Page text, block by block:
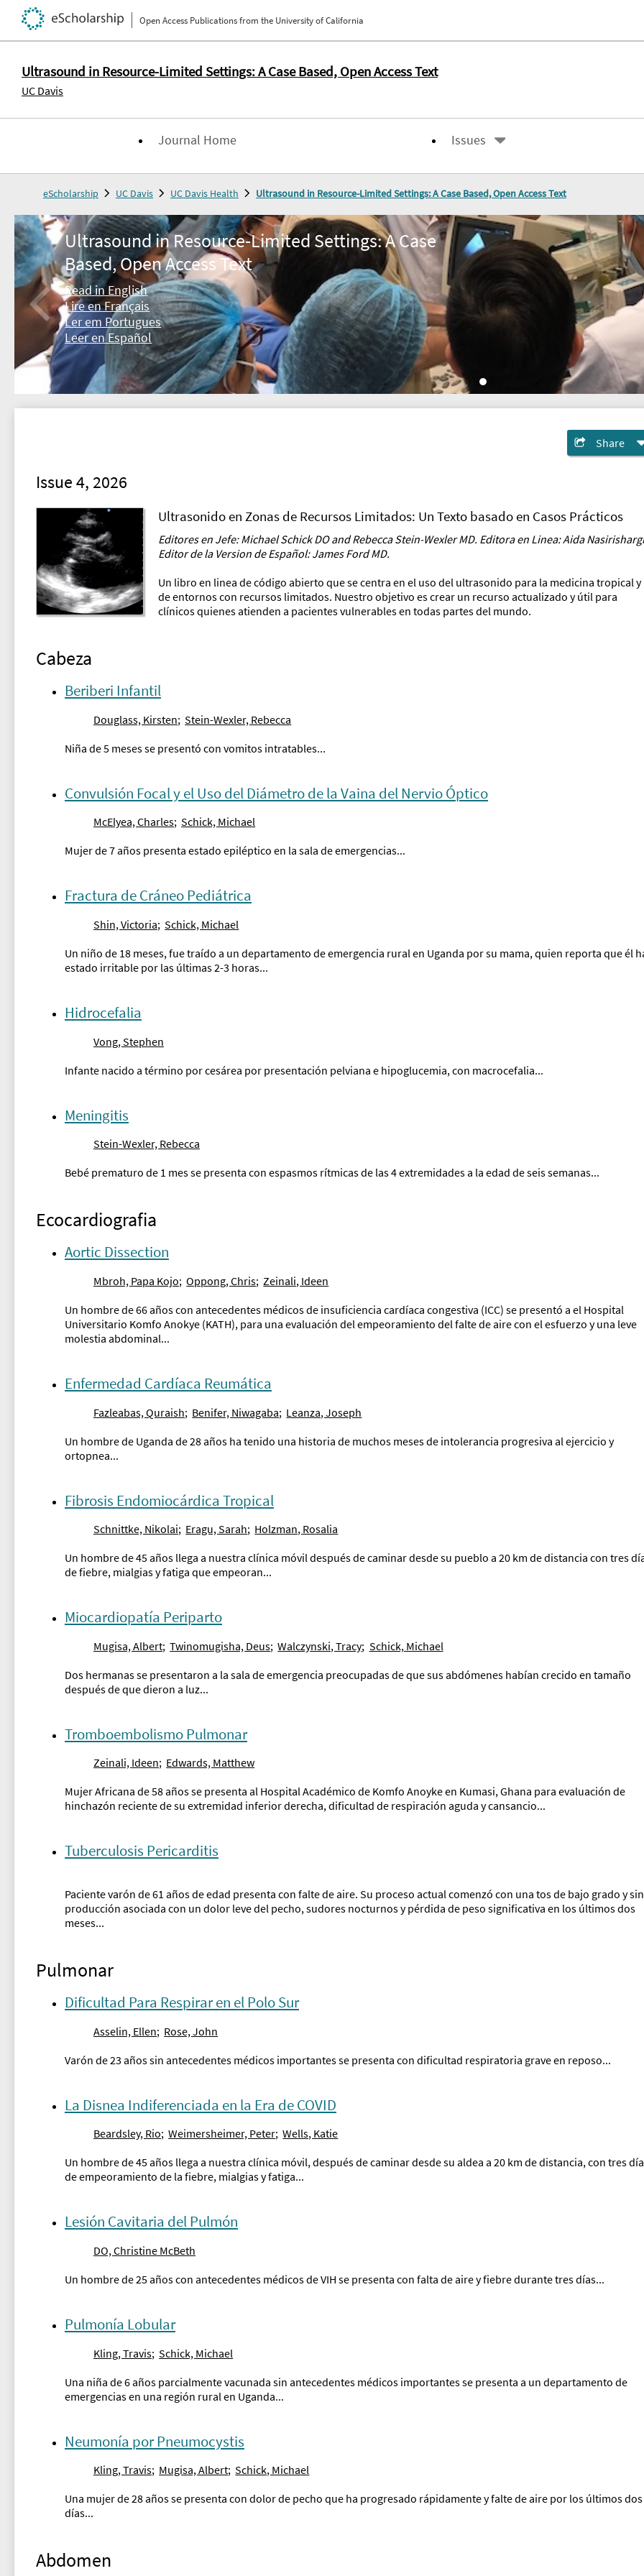
Open Access Publications from the University of California
Ultrasound in Resource-Limited Settings: A Case Based, Open Access Text
UC Davis
Journal Home Issues
eScholarship UC Davis UC Davis Health Ultrasound in Resource-Limited Settings: A Case Based, Open Access Text
Ultrasound in Resource-Limited Settings: A Case
Based, Open Access Text
Read in English
Lire en Français
Ler em Portugues
Leer en Español
Share
Issue 4, 2026
Ultrasonido en Zonas de Recursos Limitados: Un Texto basado en Casos Prácticos
Editores en Jefe: Michael Schick DO and Rebecca Stein-Wexler MD. Editora en Linea: Aida
Editor de la Version de Español: James Ford MD.
Un libro en linea de código abierto que se centra en el uso del ultrasonido para la medicina tropical y
de entornos con recursos limitados. Nuestro objetivo es crear un recurso actualizado y útil para
clínicos quienes atienden a pacientes vulnerables en todas partes del mundo.
Cabeza
Beriberi Infantil
Douglass, Kirsten; Stein-Wexler, Rebecca
Niña de 5 meses se presentó con vomitos intratables...
Convulsión Focal y el Uso del Diámetro de la Vaina del Nervio Óptico
McElyea, Charles; Schick, Michael
Mujer de 7 años presenta estado epiléptico en la sala de emergencias...
Fractura de Cráneo Pediátrica
Shin, Victoria; Schick, Michael
Un niño de 18 meses, fue traído a un departamento de emergencia rural en Uganda por su mama, quien reporta que él
estado irritable por las últimas 2-3 horas...
Hidrocefalia
Vong, Stephen
Infante nacido a término por cesárea por presentación pelviana e hipoglucemia, con macrocefalia...
Meningitis
Stein-Wexler, Rebecca
Bebé prematuro de 1 mes se presenta con espasmos rítmicas de las 4 extremidades a la edad de seis semanas...
Ecocardiografia
Aortic Dissection
Mbroh, Papa Kojo; Oppong, Chris; Zeinali, Ideen
Un hombre de 66 años con antecedentes médicos de insuficiencia cardíaca congestiva (ICC) se presentó a el Hospital
Universitario Komfo Anokye (KATH), para una evaluación del empeoramiento del falte de aire con el esfuerzo y una leve
molestia abdominal...
Enfermedad Cardíaca Reumática
Fazleabas, Quraish; Benifer, Niwagaba; Leanza, Joseph
Un hombre de Uganda de 28 años ha tenido una historia de muchos meses de intolerancia progresiva al ejercicio y
ortopnea...
Fibrosis Endomiocárdica Tropical
Schnittke, Nikolai; Eragu, Sarah; Holzman, Rosalia
Un hombre de 45 años llega a nuestra clínica móvil después de caminar desde su pueblo a 20 km de distancia con tres
de fiebre, mialgias y fatiga que empeoran...
Miocardiopatía Periparto
Mugisa, Albert; Twinomugisha, Deus; Walczynski, Tracy; Schick, Michael
Dos hermanas se presentaron a la sala de emergencia preocupadas de que sus abdómenes habían crecido en tamaño
después de que dieron a luz...
Tromboembolismo Pulmonar
Zeinali, Ideen; Edwards, Matthew
Mujer Africana de 58 años se presenta al Hospital Académico de Komfo Anoyke en Kumasi, Ghana para evaluación de
hinchazón reciente de su extremidad inferior derecha, dificultad de respiración aguda y cansancio...
Tuberculosis Pericarditis
Paciente varón de 61 años de edad presenta con falte de aire. Su proceso actual comenzó con una tos de bajo grado y sin
producción asociada con un dolor leve del pecho, sudores nocturnos y pérdida de peso significativa en los últimos dos
meses...
Pulmonar
Dificultad Para Respirar en el Polo Sur
Asselin, Ellen; Rose, John
Varón de 23 años sin antecedentes médicos importantes se presenta con dificultad respiratoria grave en reposo...
La Disnea Indiferenciada en la Era de COVID
Beardsley, Rio; Weimersheimer, Peter; Wells, Katie
Un hombre de 45 años llega a nuestra clínica móvil, después de caminar desde su aldea a 20 km de distancia, con tres
de empeoramiento de la fiebre, mialgias y fatiga...
Lesión Cavitaria del Pulmón
DO, Christine McBeth
Un hombre de 25 años con antecedentes médicos de VIH se presenta con falta de aire y fiebre durante tres días...
Pulmonía Lobular
Kling, Travis; Schick, Michael
Una niña de 6 años parcialmente vacunada sin antecedentes médicos importantes se presenta a un departamento de
emergencias en una región rural en Uganda...
Neumonía por Pneumocystis
Kling, Travis; Mugisa, Albert; Schick, Michael
Una mujer de 28 años se presenta con dolor de pecho que ha progresado rápidamente y falte de aire por los últimos dos
días...
Abdomen